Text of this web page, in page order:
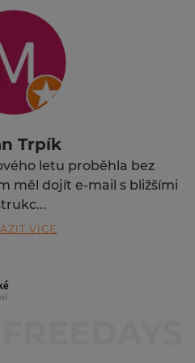
Trpík
letu proběhla bez
měl dojít e-mail s bližšími
VÍCE